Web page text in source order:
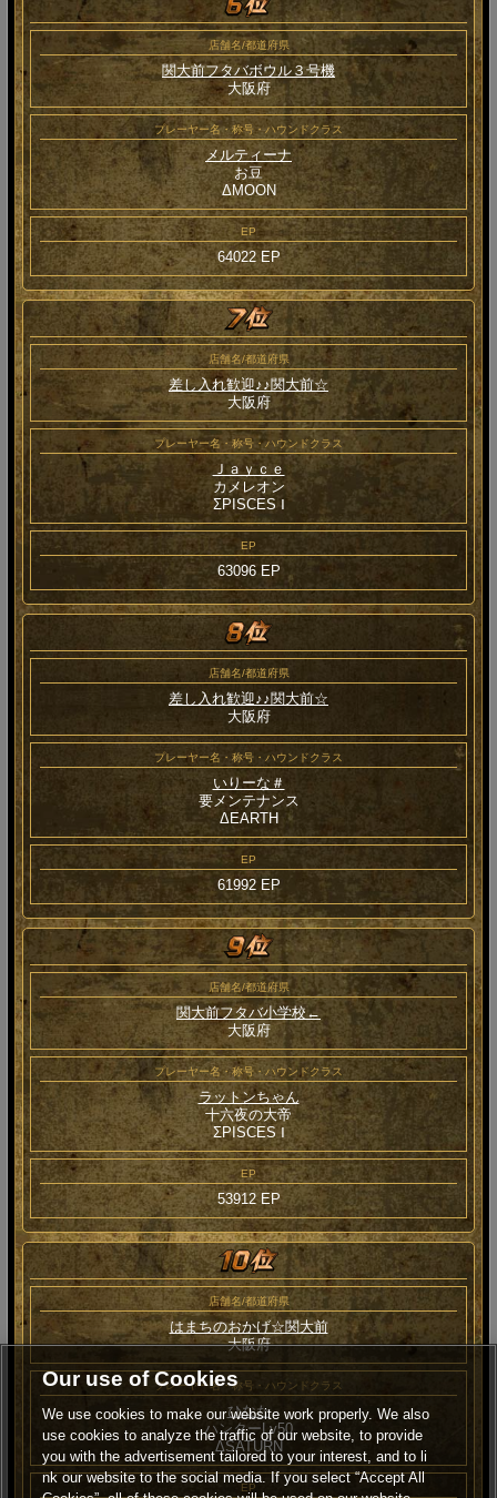
店舗名/都道府県
関大前フタバボウル３号機
大阪府
プレーヤー名・称号・ハウンドクラス
メルティーナ
お豆
ΔMOON
EP
64022 EP
店舗名/都道府県
差し入れ歓迎♪♪関大前☆
大阪府
プレーヤー名・称号・ハウンドクラス
Ｊａｙｃｅ
カメレオン
ΣPISCES Ⅰ
EP
63096 EP
店舗名/都道府県
差し入れ歓迎♪♪関大前☆
大阪府
プレーヤー名・称号・ハウンドクラス
いりーな＃
要メンテナンス
ΔEARTH
EP
61992 EP
店舗名/都道府県
関大前フタバ小学校←
大阪府
プレーヤー名・称号・ハウンドクラス
ラットンちゃん
十六夜の大帝
ΣPISCES Ⅰ
EP
53912 EP
店舗名/都道府県
はまちのおかげ☆関大前
大阪府
プレーヤー名・称号・ハウンドクラス
ひなた
ハンターLv50
ΔSATURN
EP
Our use of Cookies
We use cookies to make our website work properly. We also
use cookies to analyze the traffic of our website, to provide
you with the advertisement tailored to your interest, and to li
nk our website to the social media. If you select “Accept All